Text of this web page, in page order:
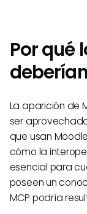
Por qué
La aparición de
ser
que usan
cómo la
esencial para
poseen un
MCP podría